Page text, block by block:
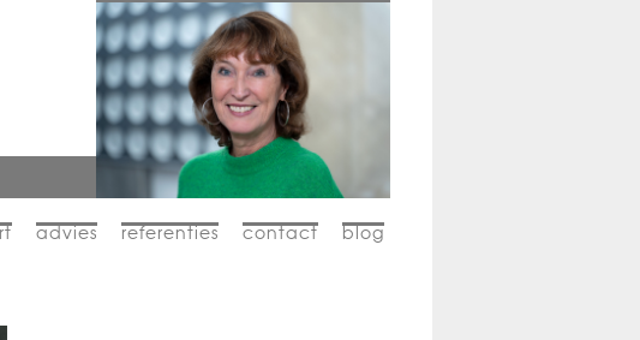
blog
contact
referenties
advies